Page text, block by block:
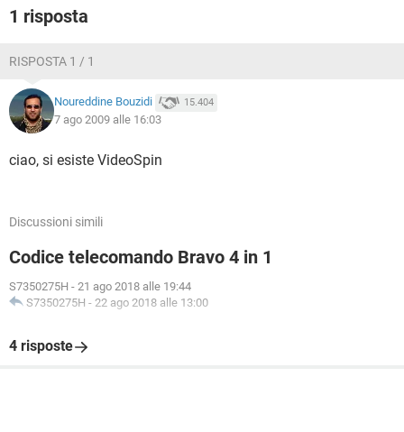
1 risposta
RISPOSTA 1 / 1
Noureddine Bouzidi 15.404
7 ago 2009 alle 16:03
ciao, si esiste VideoSpin
Discussioni simili
Codice telecomando Bravo 4 in 1
S7350275H - 21 ago 2018 alle 19:44
S7350275H - 22 ago 2018 alle 13:00
4 risposte